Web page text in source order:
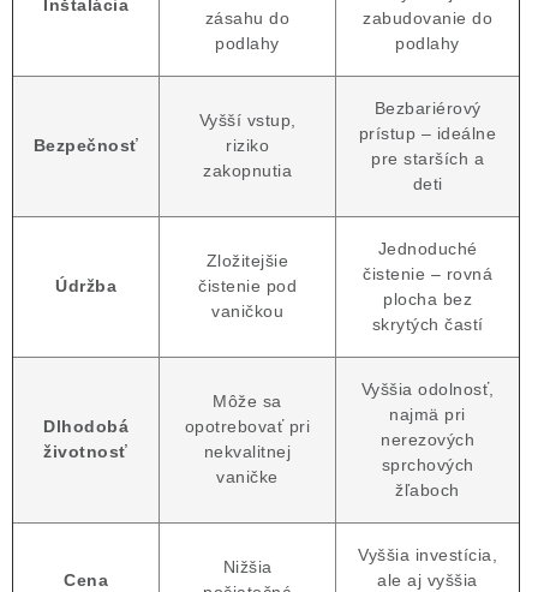
Inštalácia
zásahu do
podlahy
zabudovanie do
podlahy
Bezpečnosť
Vyšší vstup,
riziko
zakopnutia
Bezbariérový
prístup – ideálne
pre starších a
deti
Údržba
Zložitejšie
čistenie pod
vaničkou
Jednoduché
čistenie – rovná
plocha bez
skrytých častí
Dlhodobá
životnosť
Môže sa
opotrebovať pri
nekvalitnej
vaničke
Vyššia odolnosť,
najmä pri
nerezových
sprchových
žľaboch
Cena
Nižšia
Vyššia investícia,
ale aj vyššia